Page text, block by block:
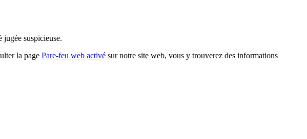
jugée suspicieuse.
la page Pare-feu web activé sur notre site web, vous y trouverez des informations